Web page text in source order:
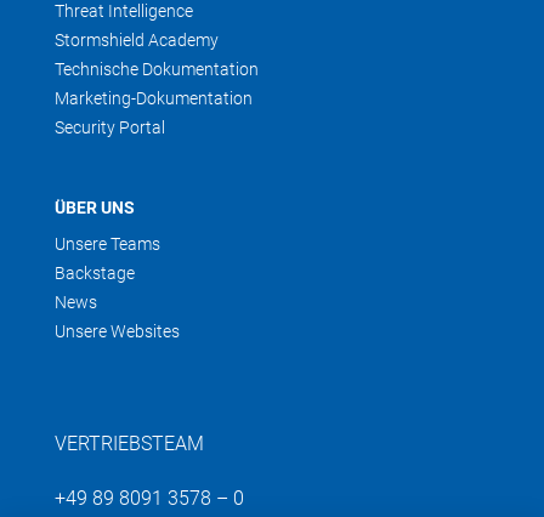
Threat Intelligence
Stormshield Academy
Technische Dokumentation
Marketing-Dokumentation
Security Portal
ÜBER UNS
Unsere Teams
Backstage
News
Unsere Websites
VERTRIEBSTEAM
+49 89 8091 3578 – 0